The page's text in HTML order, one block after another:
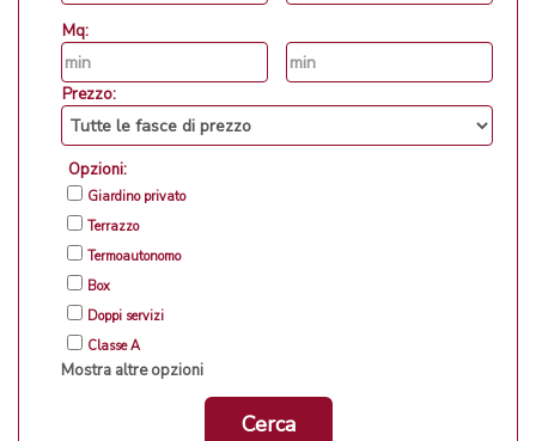
Mq:
Prezzo:
Opzioni:
Giardino privato
Terrazzo
Termoautonomo
Box
Doppi servizi
Classe A
Mostra altre opzioni
Cerca